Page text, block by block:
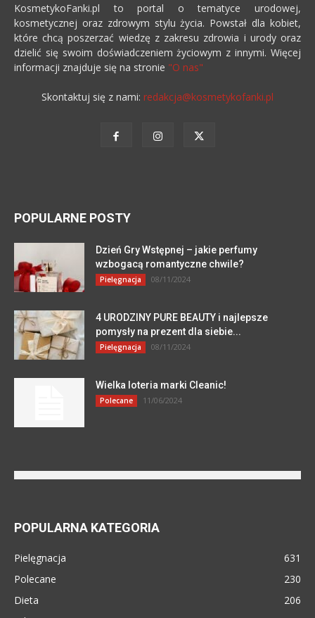
KosmetykoFanki.pl to portal o tematyce urodowej,
kosmetycznej oraz zdrowym stylu życia. Powstał dla kobiet,
które chcą poszerzać wiedzę z zakresu zdrowia i urody oraz
dzielić się swoim doświadczeniem życiowym z innymi. Więcej
informacji znajduje się na stronie "O nas"
Skontaktuj się z nami: redakcja@kosmetykofanki.pl
POPULARNE POSTY
Dzień Gry Wstępnej – jakie perfumy
wzbogacą romantyczne chwile?
Pielęgnacja 08/11/2024
4 URODZINY PURE BEAUTY i najlepsze
pomysły na prezent dla siebie...
Pielęgnacja 08/11/2024
Wielka loteria marki Cleanic!
Polecane 11/06/2024
POPULARNA KATEGORIA
Pielęgnacja
631
Polecane
230
Dieta
206